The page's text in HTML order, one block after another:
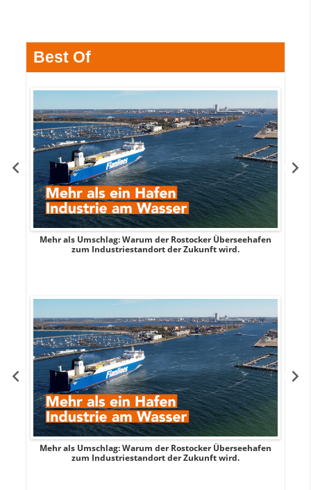
Best Of
Mehr als Umschlag: Warum der Rostocker Überseehafen
zum Industriestandort der Zukunft wird.
Mehr als Umschlag: Warum der Rostocker Überseehafen
zum Industriestandort der Zukunft wird.